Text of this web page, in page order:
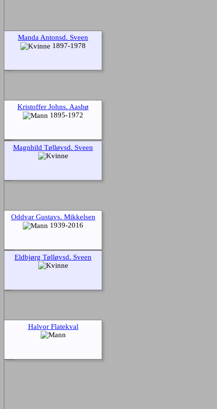
Manda Antonsd. Sveen
1897-1978
Kristoffer Johns. Aasbø
1895-1972
Magnhild Tølløvsd. Sveen
Oddvar Gustavs. Mikkelsen
1939-2016
Eldbjørg Tølløvsd. Sveen
Halvor Flatekval